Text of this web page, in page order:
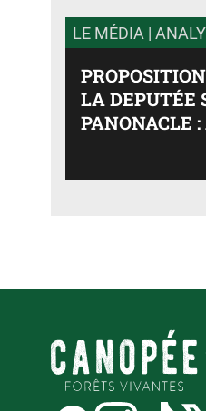
LE MÉDIA |
LA DEPUTÉE
PANONACLE